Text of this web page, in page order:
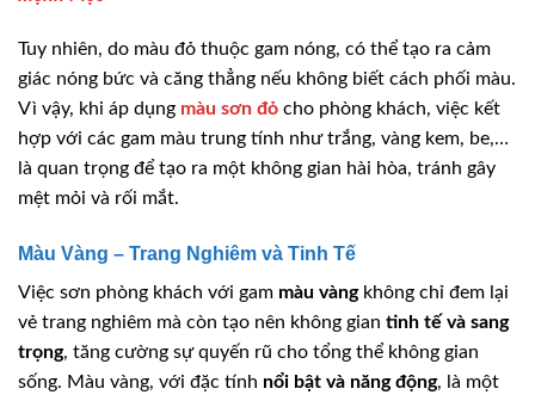
Tuy nhiên, do màu đỏ thuộc gam nóng, có thể tạo ra cảm
giác nóng bức và căng thẳng nếu không biết cách phối màu.
Vì vậy, khi áp dụng màu sơn đỏ cho phòng khách, việc kết
hợp với các gam màu trung tính như trắng, vàng kem, be,…
là quan trọng để tạo ra một không gian hài hòa, tránh gây
mệt mỏi và rối mắt.
Màu Vàng – Trang Nghiêm và Tinh Tế
Việc sơn phòng khách với gam màu vàngkhông chỉ đem lại
vẻ trang nghiêm mà còn tạo nên không gian tinh tế và sang
trọng, tăng cường sự quyến rũ cho tổng thể không gian
sống. Màu vàng, với đặc tính nổi bật và năng động, là một